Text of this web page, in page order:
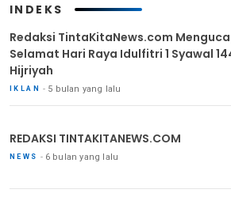
INDEKS
Redaksi TintaKitaNews.com
Selamat Hari Raya Idulfitri 1 Syawal
Hijriyah
IKLAN 5 bulan yang lalu
REDAKSI TINTAKITANEWS.COM
NEWS 6 bulan yang lalu